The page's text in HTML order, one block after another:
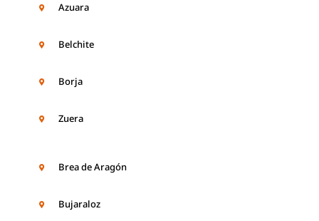
Azuara
Belchite
Borja
Zuera
Brea de Aragón
Bujaraloz